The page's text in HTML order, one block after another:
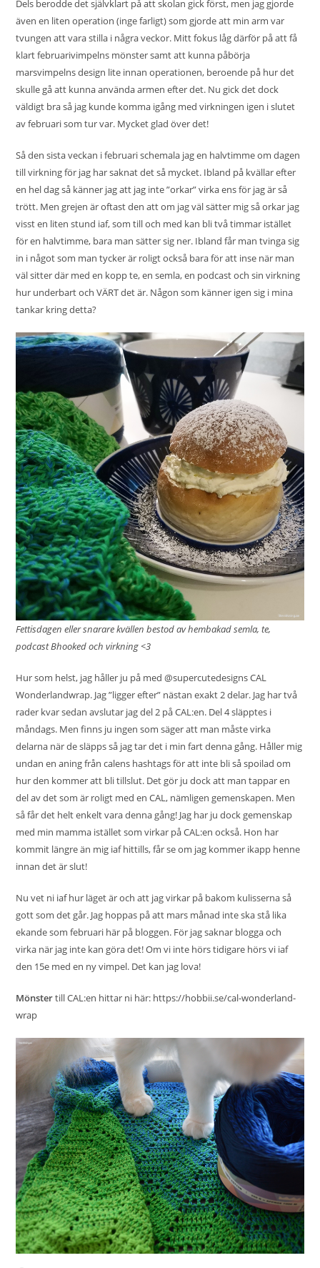
Dels berodde det självklart på att skolan gick först, men jag gjorde
även en liten operation (inge farligt) som gjorde att min arm var
tvungen att vara stilla i några veckor. Mitt fokus låg därför på att få
klart februarivimpelns mönster samt att kunna påbörja
marsvimpelns design lite innan operationen, beroende på hur det
skulle gå att kunna använda armen efter det. Nu gick det dock
väldigt bra så jag kunde komma igång med virkningen igen i slutet
av februari som tur var. Mycket glad över det!
Så den sista veckan i februari schemala jag en halvtimme om dagen
till virkning för jag har saknat det så mycket. Ibland på kvällar efter
en hel dag så känner jag att jag inte ”orkar” virka ens för jag är så
trött. Men grejen är oftast den att om jag väl sätter mig så orkar jag
visst en liten stund iaf, som till och med kan bli två timmar istället
för en halvtimme, bara man sätter sig ner. Ibland får man tvinga sig
in i något som man tycker är roligt också bara för att inse när man
väl sitter där med en kopp te, en semla, en podcast och sin virkning
hur underbart och VÄRT det är. Någon som känner igen sig i mina
tankar kring detta?
Fettisdagen eller snarare kvällen bestod av hembakad semla, te,
podcast Bhooked och virkning <3
Hur som helst, jag håller ju på med@supercutedesignsCAL
Wonderlandwrap. Jag ”ligger efter” nästan exakt 2 delar. Jag har två
rader kvar sedan avslutar jag del 2 på CAL:en. Del 4 släpptes i
måndags. Men finns ju ingen som säger att man måste virka
delarna när de släpps så jag tar det i min fart denna gång. Håller mig
undan en aning från calens hashtags för att inte bli så spoilad om
hur den kommer att bli tillslut. Det gör ju dock att man tappar en
del av det som är roligt med en CAL, nämligen gemenskapen. Men
så får det helt enkelt vara denna gång! Jag har ju dock gemenskap
med min mamma istället som virkar på CAL:en också. Hon har
kommit längre än mig iaf hittills, får se om jag kommer ikapp henne
innan det är slut!
Nu vet ni iaf hur läget är och att jag virkar på bakom kulisserna så
gott som det går. Jag hoppas på att mars månad inte ska stå lika
ekande som februari här på bloggen. För jag saknar blogga och
virka när jag inte kan göra det! Om vi inte hörs tidigare hörs vi iaf
den 15e med en ny vimpel. Det kan jag lova!
Mönstertill CAL:en hittar ni här: https://hobbii.se/cal-wonderland-
wrap